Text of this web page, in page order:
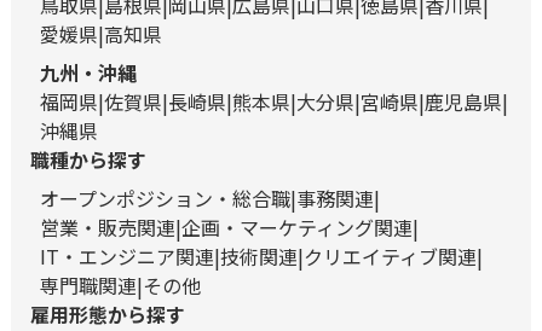
愛媛県 高知県
九州・沖縄
福岡県 佐賀県 長崎県 熊本県 大分県 宮崎県 鹿児島県
沖縄県
職種から探す
オープンポジション・総合職 事務関連
営業・販売関連 企画・マーケティング関連
IT・エンジニア関連 技術関連 クリエイティブ関連
専門職関連 その他
雇用形態から探す